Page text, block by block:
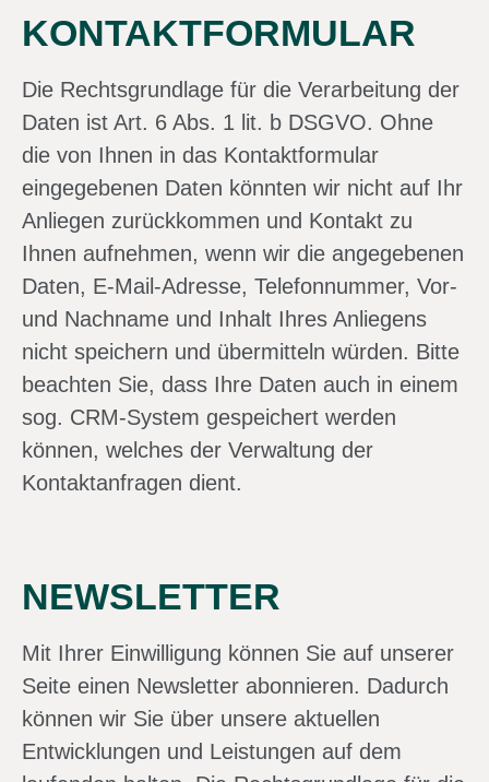
KONTAKTFORMULAR
Die Rechtsgrundlage für die Verarbeitung der
Daten ist Art. 6 Abs. 1 lit. b DSGVO. Ohne
die von Ihnen in das Kontaktformular
eingegebenen Daten könnten wir nicht auf Ihr
Anliegen zurückkommen und Kontakt zu
Ihnen aufnehmen, wenn wir die angegebenen
Daten, E-Mail-Adresse, Telefonnummer, Vor-
und Nachname und Inhalt Ihres Anliegens
nicht speichern und übermitteln würden. Bitte
beachten Sie, dass Ihre Daten auch in einem
sog. CRM-System gespeichert werden
können, welches der Verwaltung der
Kontaktanfragen dient.
NEWSLETTER
Mit Ihrer Einwilligung können Sie auf unserer
Seite einen Newsletter abonnieren. Dadurch
können wir Sie über unsere aktuellen
Entwicklungen und Leistungen auf dem